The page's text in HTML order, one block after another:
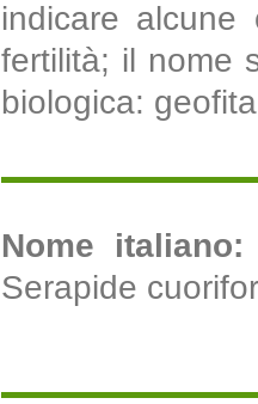
indicare
fertilità; il nome
biologica:
Nome italiano:
Serapide